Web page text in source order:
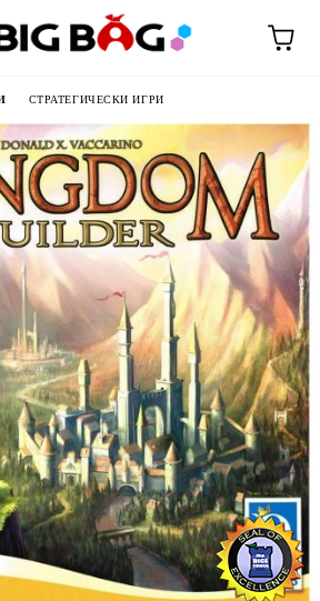
СТРАТЕГИЧЕСКИ ИГРИ